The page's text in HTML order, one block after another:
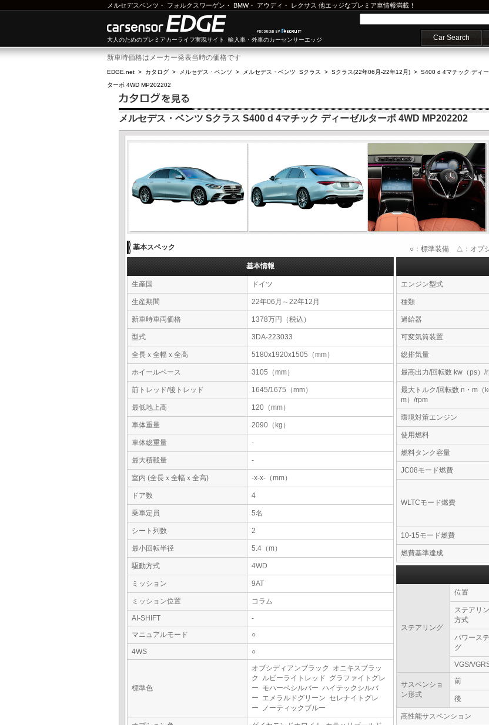
メルセデスベンツ ・ フォルクスワーゲン ・ BMW・ アウディ ・ レクサス 他エッジなプレミア車情報満載！
大人のためのプレミアカーライフ実現サイト 輸入車・外車のカーセンサーエッジ Car Search
新車時価格はメーカー発表当時の価格です
EDGE.net > カタログ > メルセデス・ベンツ > メルセデス・ベンツ Sクラス > Sクラス(22年06月-22年12月) > S400 d 4マチック ディ
ターボ 4WD MP202202
メルセデス・ベンツ Sクラス S400 d 4マチック ディーゼルターボ 4WD MP202202
基本スペック ○：標準装備 △：オプ
基本情報
生産国 ドイツ
生産期間 22年06月～22年12月
新車時車両価格 1378万円（税込）
型式 3DA-223033
全長ｘ全幅ｘ全高 5180x1920x1505（mm）
ホイールベース 3105（mm）
前トレッド/後トレッド 1645/1675（mm）
最低地上高 120（mm）
車体重量 2090（kg）
車体総重量 -
最大積載量 -
室内 (全長ｘ全幅ｘ全高) -x-x-（mm）
ドア数 4
乗車定員 5名
シート列数 2
最小回転半径 5.4（m）
駆動方式 4WD
ミッション 9AT
ミッション位置 コラム
AI-SHIFT
-
マニュアルモード
○
4WS ○
標準色
オブシディアンブラック オニキスブラッ
ク ルビーライトレッド グラファイトグレ
ー モハーベシルバー ハイテックシルバ
ー エメラルドグリーン セレナイトグレ
ー ノーティックブルー
エンジン型式
種類
過給器
可変気筒装置
総排気量
最高出力/回転数 kw（ps）/
最大トルク/回転数 n・m（
m）/rpm
環境対策エンジン
使用燃料
燃料タンク容量
JC08モード燃費
WLTCモード燃費
10-15モード燃費
燃費基準達成
ステアリング
位置
ステアリ
方式
パワース
グ
VGS/
サスペンショ
ン形式
前
後
高性能サスペンション